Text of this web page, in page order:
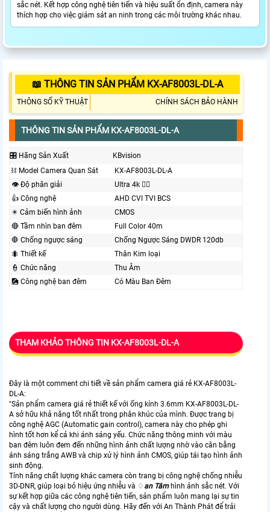
sắc nét. Kết hợp công nghệ tiên tiến và hiệu suất ổn định, camera này
thích hợp cho việc giám sát an ninh trong các môi trường khác nhau.
📖 THÔNG TIN SẢN PHẨM KX-AF8003L-DL-A
THÔNG SỐ KỸ THUẬT CHÍNH SÁCH BẢO HÀNH
THÔNG TIN SẢN PHẨM KX-AF8003L-DL-A
🎛 Hãng Sản Xuất
KBvision
⛓ Model Camera Quan Sát
KX-AF8003L-DL-A
👁 Độ phân giải
Ultra 4k 👍🏾
👍 Công nghệ
AHD CVI TVI BCS
✴️ Cảm biến hình ảnh
CMOS
🔴 Tầm nhìn ban đêm
Full Color 40m
🛑 Chống ngược sáng
Chống Ngược Sáng DWDR 120db
🐜 Thiết kế
Thân Kim loại
👮 Chức năng
Thu Âm
🎑 Công nghệ ban đêm
Có Màu Ban Ðêm
THAM KHẢO THÔNG TIN KX-AF8003L-DL-A
Đây là một comment chi tiết về sản phẩm camera giá rẻ KX-AF8003L-
DL-A:
"Sản phẩm camera giá rẻ thiết kế với ống kính 3.6mm KX-AF8003L-DL-
A sở hữu khả năng tốt nhất trong phân khúc của mình. Được trang bị
công nghệ AGC (Automatic gain control), camera này cho phép ghi
hình tốt hơn kể cả khi ánh sáng yếu. Chức năng thông minh với màu
ban đêm luôn đem đến những hình ảnh chất lượng nhờ vào cân bằng
ánh sáng trắng AWB và chip xử lý hình ảnh CMOS, giúp tái tạo hình ảnh
sinh động.
Tính năng chất lượng khác camera còn trang bị công nghệ chống nhiễu
3D-DNR, giúp loại bỏ hiệu ứng nhiễu và ♢ an Tâm hình ảnh sắc nét. Với
sự kết hợp giữa các công nghệ tiên tiến, sản phẩm luôn mang lại sự tin
cậy và chất lượng cho người dùng. Hãy đến với An Thành Phát để trải